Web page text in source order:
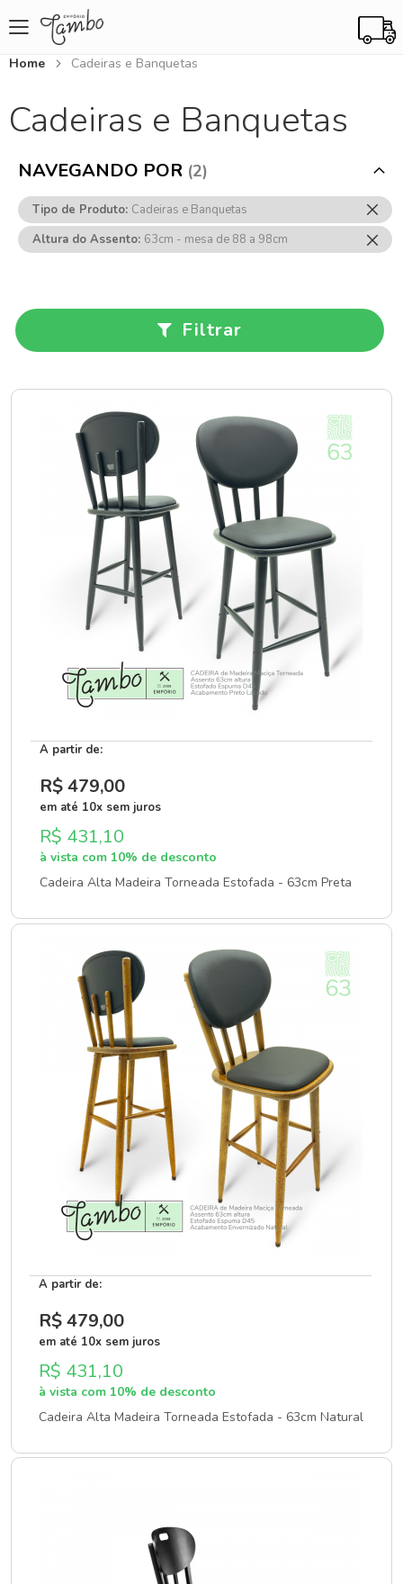
Home Cadeiras e Banquetas
Cadeiras e Banquetas
Filtrar
A partir de:
R$ 479,00
em até 10x sem juros
R$ 431,10
à vista com 10% de desconto
Cadeira Alta Madeira Torneada Estofada - 63cm Preta
A partir de:
R$ 479,00
em até 10x sem juros
R$ 431,10
à vista com 10% de desconto
Cadeira Alta Madeira Torneada Estofada - 63cm Natural
NAVEGANDO POR
Tipo de Produto Cadeiras e Banquetas
Esse
Item
Altura do Assento 63cm - mesa de 88 a 98cm
Esse